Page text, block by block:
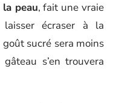
peau, fait une vraie
écraser à la
sucré sera moins
s’en trouvera